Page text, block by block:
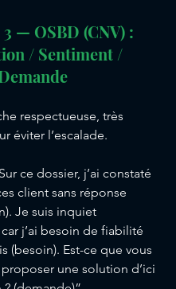
— OSBD (CNV) :
/ Sentiment /
respectueuse, très
éviter l’escalade.
ce dossier, j’ai constaté
client sans réponse
Je suis inquiet
j’ai besoin de fiabilité
(besoin). Est-ce que vous
une solution d’ici